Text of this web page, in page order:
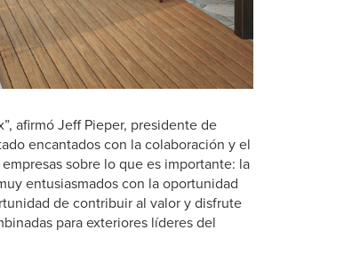
afirmó Jeff Pieper, presidente de
encantados con la colaboración y el
sobre lo que es importante: la
entusiasmados con la oportunidad
de contribuir al valor y disfrute
para exteriores líderes del